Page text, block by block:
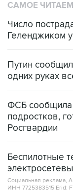
САМОЕ
Число
Геленджиком
Путин
одних руках
ФСБ
подростков,
Росгвардии
Беспилотные
Социальная реклама,
ИНН 7725383515 Erid: